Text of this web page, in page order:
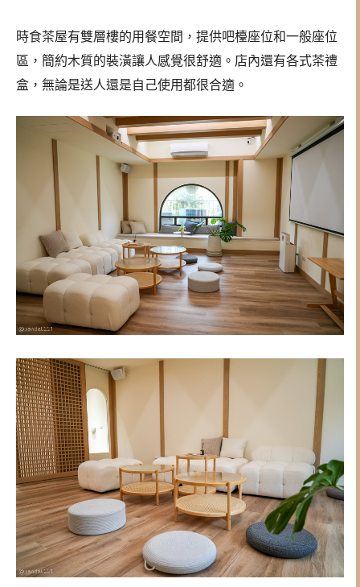
時食茶屋有雙層樓的用餐空間，提供吧檯座位和一般座位
區，簡約木質的裝潢讓人感覺很舒適。店內還有各式茶禮
盒，無論是送人還是自己使用都很合適。